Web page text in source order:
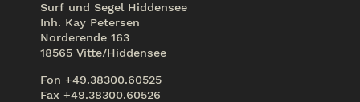
Surf und Segel Hiddensee
Inh. Kay Petersen
Norderende 163
18565 Vitte/Hiddensee
Fon +49.38300.60525
Fax +49.38300.60526